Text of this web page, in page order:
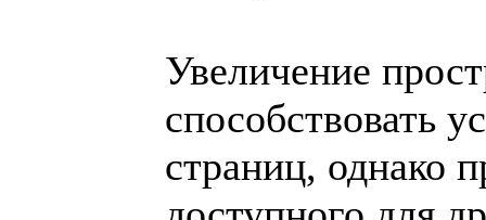
Увеличение
способствовать
страниц, однако